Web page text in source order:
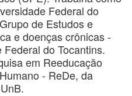
Federal do
de Estudos e
e doenças crônicas -
do Tocantins.
em Reeducação
- ReDe, da